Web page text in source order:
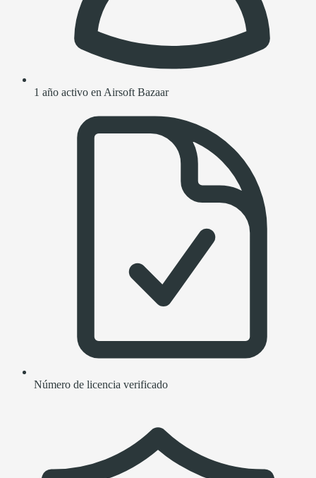
1 año activo en Airsoft Bazaar
Número de licencia verificado